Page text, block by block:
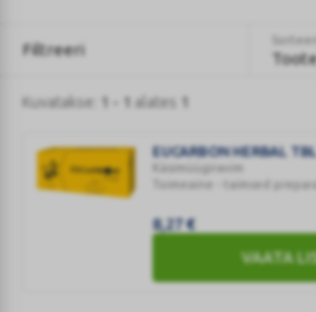
Filtreeri Sorteeri
Kuvatakse: alates
EUCARBON HERBAL
Käsimüügiravim
Toimeaine - taimsed
8,27€
VAATA